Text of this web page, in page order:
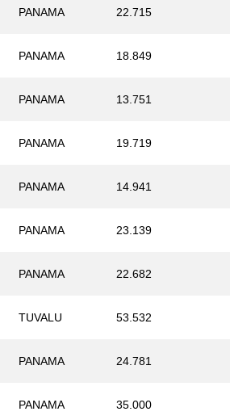
PANAMA 22.715
PANAMA 18.849
PANAMA 13.751
PANAMA 19.719
PANAMA 14.941
PANAMA 23.139
PANAMA 22.682
TUVALU 53.532
PANAMA 24.781
PANAMA 35.000